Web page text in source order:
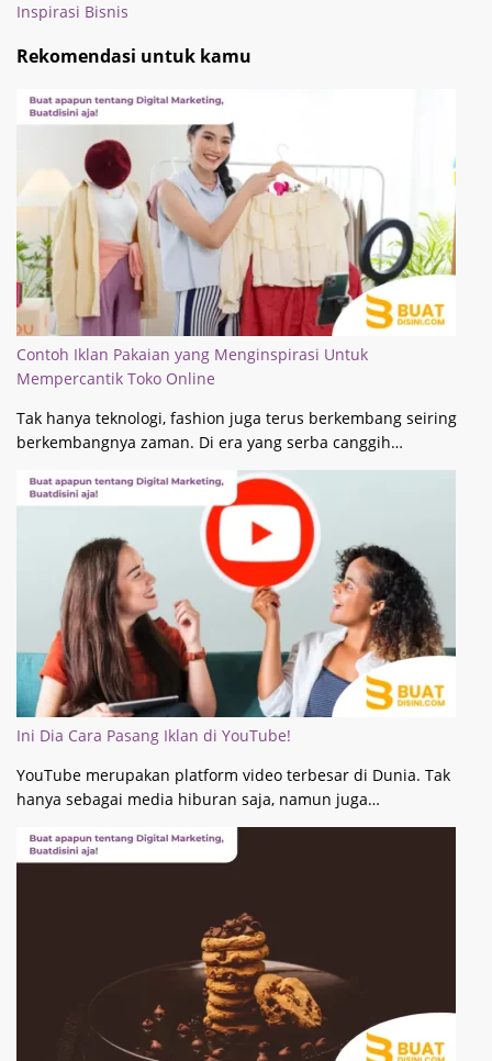
Inspirasi Bisnis
Rekomendasi untuk kamu
Contoh Iklan Pakaian yang Menginspirasi Untuk
Mempercantik Toko Online
Tak hanya teknologi, fashion juga terus berkembang seiring
berkembangnya zaman. Di era yang serba canggih…
Ini Dia Cara Pasang Iklan di YouTube!
YouTube merupakan platform video terbesar di Dunia. Tak
hanya sebagai media hiburan saja, namun juga…